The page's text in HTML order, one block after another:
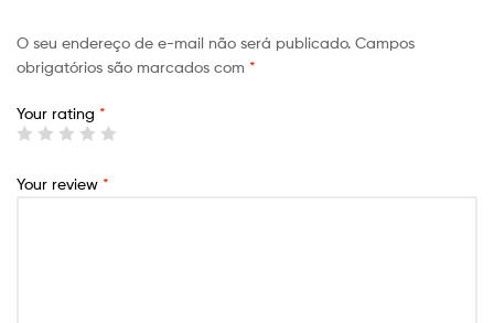
O seu endereço de e-mail não será publicado. Campos
obrigatórios são marcados com *
Your rating *
Your review *